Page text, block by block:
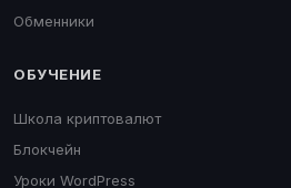
Обменники
ОБУЧЕНИЕ
Школа криптовалют
Блокчейн
Уроки WordPress